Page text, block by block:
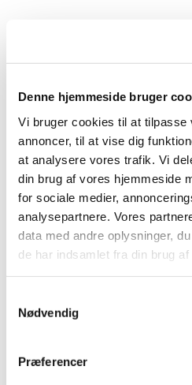
Denne hjemmeside bruger
Vi bruger cookies til at tilpasse
annoncer, til at vise dig
at analysere vores trafik. Vi
din brug af vores hjemmeside
for sociale medier,
analysepartnere. Vores
data med andre oplysninger,
de har indsamlet fra din brug af
Nødvendig
Præferencer
Du vil måske